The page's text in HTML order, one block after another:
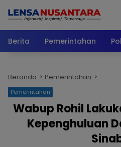
Berita
Pemerintahan
Beranda Pemerintahan
Pemerintahan
Wabup Rohil
Kepenghuluan